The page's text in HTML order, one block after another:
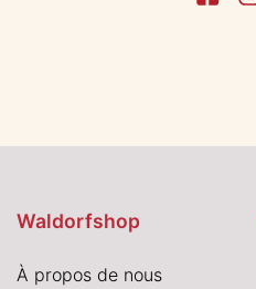
Waldorfshop
À propos de nous